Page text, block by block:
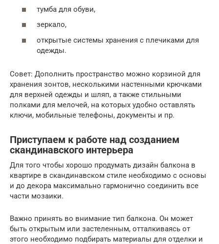
тумба для обуви,
зеркало,
открытые системы хранения с плечиками для
одежды.
Совет: Дополнить пространство можно корзиной для
хранения зонтов, несколькими настенными крючками
для верхней одежды и шляп, а также стильными
полками для мелочей, на которых удобно оставлять
ключи, мобильные телефоны, документы и пр.
Приступаем к работе над созданием
скандинавского интерьера
Для того чтобы хорошо продумать дизайн балкона в
квартире в скандинавском стиле необходимо с основы
и до декора максимально гармонично соединить все
части мозаики.
Важно принять во внимание тип балкона. Он может
быть открытым или застеленным, отталкиваясь от
этого необходимо подбирать материалы для отделки и